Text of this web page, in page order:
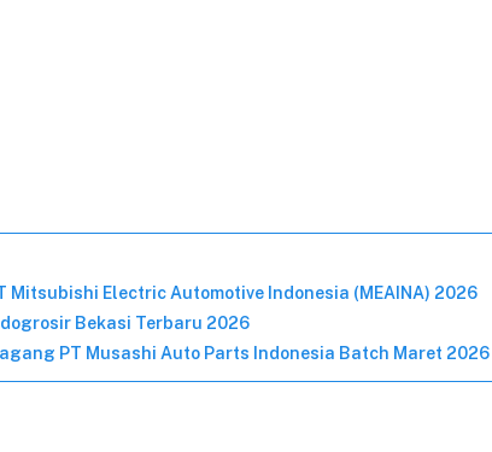
Mitsubishi Electric Automotive Indonesia (MEAINA) 2026
Bekasi Terbaru 2026
PT Musashi Auto Parts Indonesia Batch Maret 2026